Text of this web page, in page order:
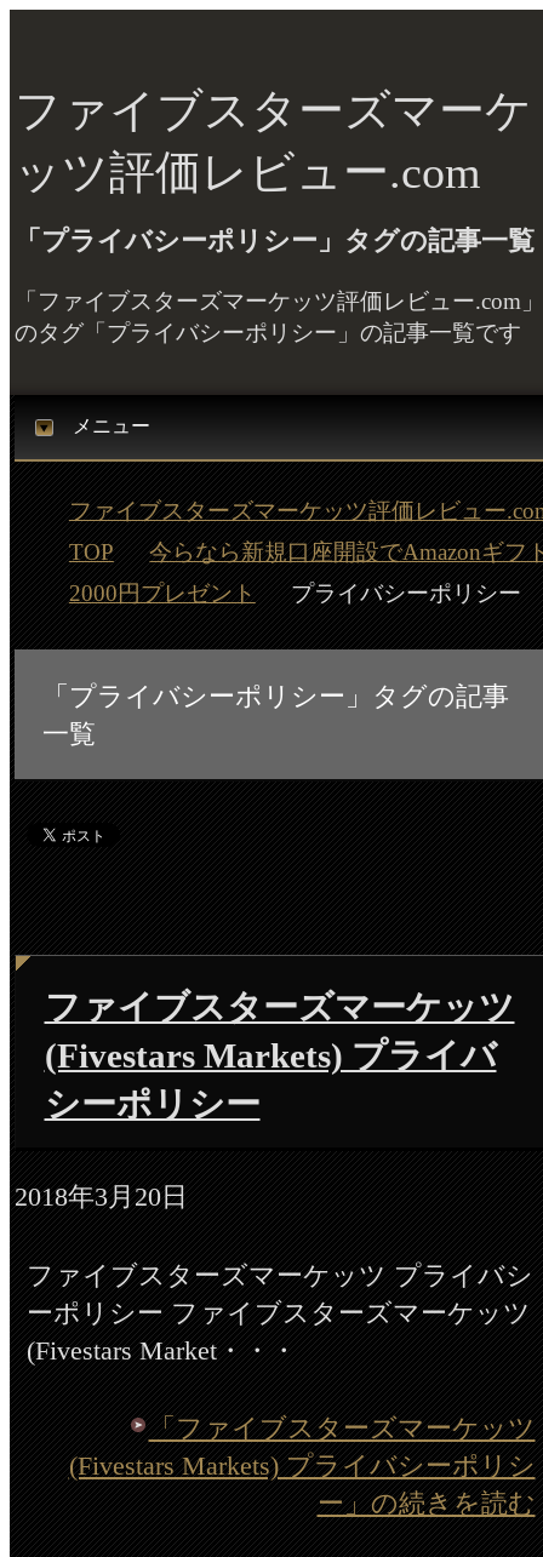
ファイブスターズマーケ
ッツ評価レビュー.com
「プライバシーポリシー」タグの記事一覧
「ファイブスターズマーケッツ評価レビュー.com
のタグ「プライバシーポリシー」の記事一覧です
メニュー
ファイブスターズマーケッツ評価レビュー
TOP
今らなら新規口座開設でAmazonギフ
2000円プレゼント
プライバシーポリシー
「プライバシーポリシー」タグの記事
一覧
ファイブスターズマーケッツ
(Fivestars Markets) プライバ
シーポリシー
2018年3月20日
ファイブスターズマーケッツ プライバシ
ーポリシー ファイブスターズマーケッツ
(Fivestars Market・・・
「ファイブスターズマーケッツ
(Fivestars Markets) プライバシーポリシ
ー」の続きを読む